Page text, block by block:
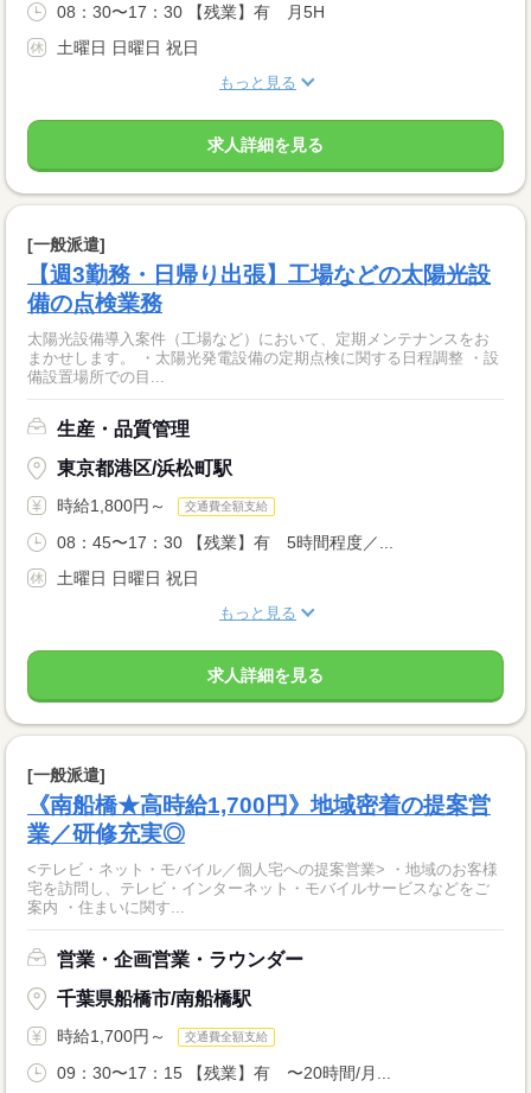
08：30〜17：30 【残業】有 月5H
土曜日 日曜日 祝日
もっと見る
求人詳細を見る
[一般派遣]
【週3勤務・日帰り出張】工場などの太陽光設
備の点検業務
太陽光設備導入案件（工場など）において、定期メンテナンスをお
まかせします。 ・太陽光発電設備の定期点検に関する日程調整 ・設
備設置場所での目...
生産・品質管理
東京都港区/浜松町駅
時給1,800円～ 交通費全額支給
08：45〜17：30 【残業】有 5時間程度／...
土曜日 日曜日 祝日
もっと見る
求人詳細を見る
[一般派遣]
《南船橋★高時給1,700円》地域密着の提案営
業／研修充実◎
<テレビ・ネット・モバイル／個人宅への提案営業> ・地域のお客様
宅を訪問し、テレビ・インターネット・モバイルサービスなどをご
案内 ・住まいに関す...
営業・企画営業・ラウンダー
千葉県船橋市/南船橋駅
時給1,700円～ 交通費全額支給
09：30〜17：15 【残業】有 〜20時間/月...